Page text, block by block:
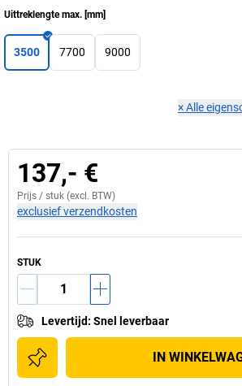
Uittreklengte max. [mm]
3500 7700 9000
×Alle
137,- €
Prijs / stuk (excl. BTW)
exclusief verzendkosten
STUK
Levertijd: Snel leverbaar
IN